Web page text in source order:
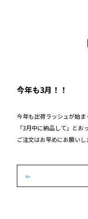
今年も3月！！
今年も出荷ラッシュが始ま
「3月中に納品して」とお
ご注文はお早めにお願いし